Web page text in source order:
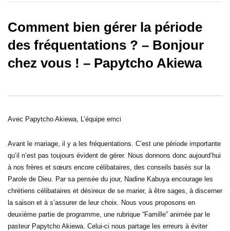
32:29 30:26
Comment bien gérer la période
des fréquentations ? – Bonjour
chez vous ! – Papytcho Akiewa
Avec Papytcho Akiewa, L’équipe emci
Avant le mariage, il y a les fréquentations. C’est une période importante
qu’il n’est pas toujours évident de gérer. Nous donnons donc aujourd’hui
à nos frères et sœurs encore célibataires, des conseils basés sur la
Parole de Dieu. Par sa pensée du jour, Nadine Kabuya encourage les
chrétiens célibataires et désireux de se marier, à être sages, à discerner
la saison et à s’assurer de leur choix. Nous vous proposons en
deuxième partie de programme, une rubrique “Famille” animée par le
pasteur Papytcho Akiewa. Celui-ci nous partage les erreurs à éviter